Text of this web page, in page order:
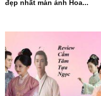
đẹp nhất màn ảnh Hoa...